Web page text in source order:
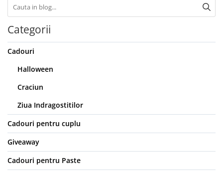
Categorii
Cadouri
Halloween
Craciun
Ziua Indragostitilor
Cadouri pentru cuplu
Giveaway
Cadouri pentru Paste